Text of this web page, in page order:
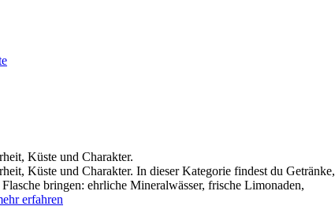
Küste und Charakter.
Küste und Charakter. In dieser Kategorie findest du Getränke,
bringen: ehrliche Mineralwässer, frische Limonaden,
erfahren